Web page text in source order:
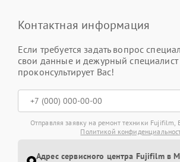
Контактная информация
Если требуется задать вопрос
свои данные и дежурный специалист
проконсультирует Вас!
Отправляя заявку на ремонт техники Fujifilm,
Политикой
Адрес сервисного центра Fujifilm в